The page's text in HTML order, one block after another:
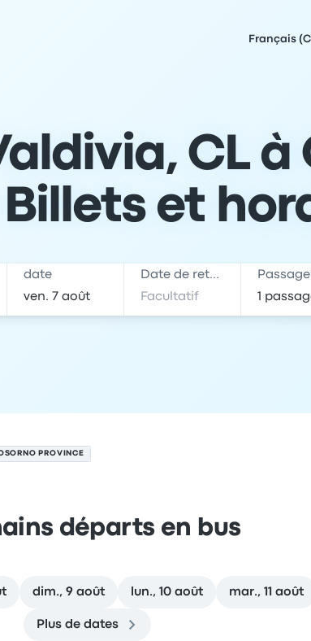
Français
CL à
Billets et
date Date de retour
PROVINCE
départs en bus
dim., 9 août lun., 10 août mar., 11 août
Plus de dates